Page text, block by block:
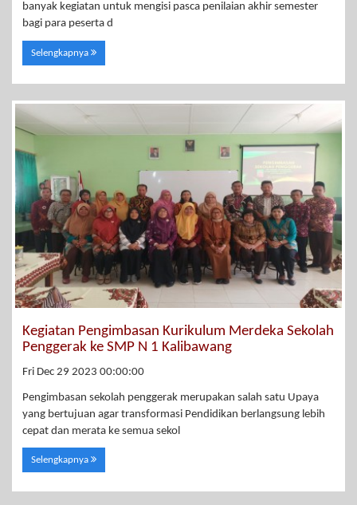
banyak kegiatan untuk mengisi pasca penilaian akhir semester
bagi para peserta d
Selengkapnya
Kegiatan Pengimbasan Kurikulum Merdeka Sekolah
Penggerak ke SMP N 1 Kalibawang
Fri Dec 29 2023 00:00:00
Pengimbasan sekolah penggerak merupakan salah satu Upaya
yang bertujuan agar transformasi Pendidikan berlangsung lebih
cepat dan merata ke semua sekol
Selengkapnya